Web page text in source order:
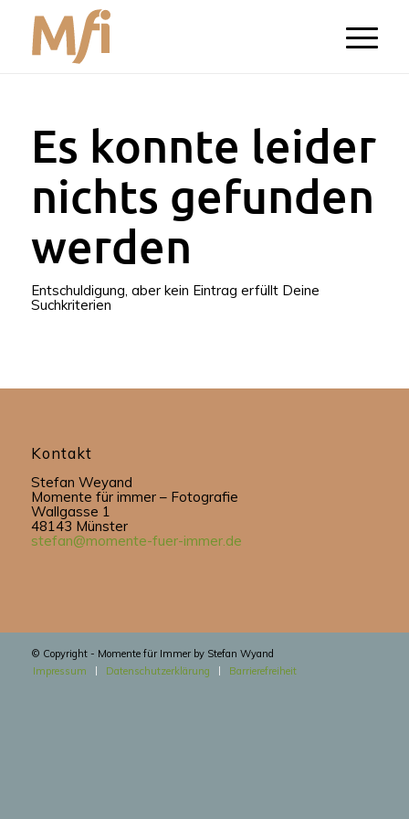
Es konnte leider
nichts gefunden
werden
Entschuldigung, aber kein Eintrag erfüllt Deine
Suchkriterien
Kontakt
Stefan Weyand
Momente für immer – Fotografie
Wallgasse 1
48143 Münster
stefan@momente-fuer-immer.de
© Copyright - Momente für Immer by Stefan Wyand
Impressum
Datenschutzerklärung Barrierefreiheit